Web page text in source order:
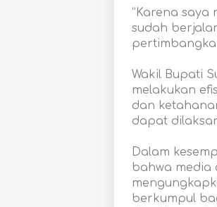
“Karena
sudah
Wakil Bupati
melakukan
dan
dapat
Dalam
bahwa
berkumpul